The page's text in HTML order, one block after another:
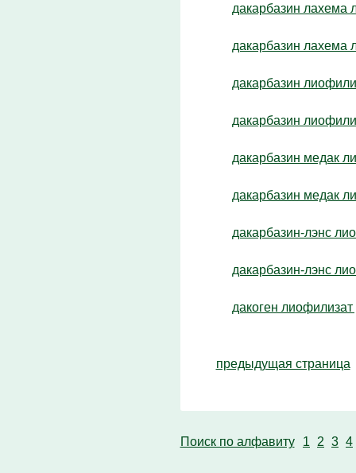
дакарбазин лахема
дакарбазин лахема
дакарбазин
дакарбазин
дакарбазин медак
дакарбазин медак
дакарбазин-лэнс
дакарбазин-лэнс
дакоген
предыдущая страница
Поиск по алфавиту 1 2 3 4